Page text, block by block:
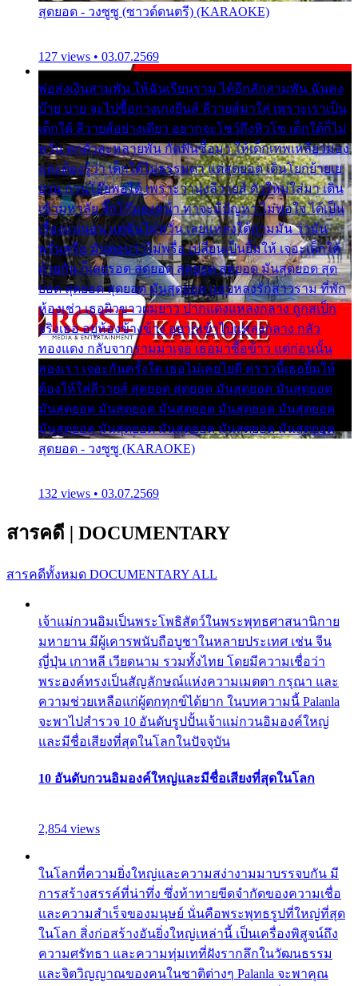
สุดยอด - วงซูซู (ซาวด์ดนตรี) (KARAOKE)
127 views • 03.07.2569
พ่อส่งเงินสามพัน ให้ฉันเรียนราม ได้อีกสักสามพัน ฉันคง
บ๊าย บาย จะไปซื้อกางเกงยีนส์ ลีวายส์มาใส่ เพราะเราเป็น
เด็กใต้ ลีวายส์อย่างเดียว อยากจะโชว์ถึงหิวโซ เด็กใต้ก็ไม่
หวั่น ตกตัวละหลายพัน กัดฟันซื้อมา ให้เด็กเทพเหลียวมอง
และต้องรู้ว่า เด็กใต้ไม่ธรรมดา แต่สุดยอด เดินโยกย้ายเย
ยวน กวนโอ๊ยพอได้ เพราะว่านุ่งลีวายส์ ตัวใหม่ใส่มา เดิน
เข้ามหาลัย จิ๊กโก๊มองหน้า ท่าจะมีปัญหา ไม่พอใจ ได้เป็น
เรื่องแน่นอน แต่ฉันไม่หวั่น เลยแหลงใต้ถามมัน ว่ามัน
พรั่นพรือ มันตอบว่าไม่พรื่อ เปลี่ยนเป็นยิ้มให้ เจอะเด็กใต้
ด้วยกัน ก็เลยรอด สุดยอด สุดยอด สุดยอด มันสุดยอด สุด
ยอด สุดยอด สุดยอด มันสุดยอด แอบหลงรักสาวราม ที่พัก
ห้องเช่า เธอผิวขาวผมยาว ปากแดงแหลงกลาง ถูกสเป็ก
จริงเธอ อยู่ห้องข้างข้าง อยากเข้าไปแหลงกลาง กลัว
ทองแดง กลับจากรามมาเจอ เธอมาซื้อข้าว แต่ก่อนนั้น
สองเรา เจอะกันครั้งใด เธอไม่เคยไยดี คราวนี้เธอยิ้มให้
ต้องให้ใส่ลีวายส์ สุดยอด สุดยอด มันสุดยอด มันสุดยอด
มันสุดยอด มันสุดยอด มันสุดยอด มันสุดยอด มันสุดยอด
มันสุดยอด มันสุดยอด มันสุดยอด มันสุดยอด มันสุดยอด
สุดยอด - วงซูซู (KARAOKE)
132 views • 03.07.2569
สารคดี | DOCUMENTARY
สารคดีทั้งหมด DOCUMENTARY ALL
เจ้าแม่กวนอิมเป็นพระโพธิสัตว์ในพระพุทธศาสนานิกาย
มหายาน มีผู้เคารพนับถือบูชาในหลายประเทศ เช่น จีน
ญี่ปุ่น เกาหลี เวียดนาม รวมทั้งไทย โดยมีความเชื่อว่า
พระองค์ทรงเป็นสัญลักษณ์แห่งความเมตตา กรุณา และ
ความช่วยเหลือแก่ผู้ตกทุกข์ได้ยาก ในบทความนี้ Palanla
จะพาไปสำรวจ 10 อันดับรูปปั้นเจ้าแม่กวนอิมองค์ใหญ่
และมีชื่อเสียงที่สุดในโลกในปัจจุบัน
10 อันดับกวนอิมองค์ใหญ่และมีชื่อเสียงที่สุดในโลก
2,854 views
ในโลกที่ความยิ่งใหญ่และความสง่างามมาบรรจบกัน มี
การสร้างสรรค์ที่น่าทึ่ง ซึ่งท้าทายขีดจำกัดของความเชื่อ
และความสำเร็จของมนุษย์ นั่นคือพระพุทธรูปที่ใหญ่ที่สุด
ในโลก สิ่งก่อสร้างอันยิ่งใหญ่เหล่านี้ เป็นเครื่องพิสูจน์ถึง
ความศรัทธา และความทุ่มเทที่ฝังรากลึกในวัฒนธรรม
และจิตวิญญาณของคนในชาติต่างๆ Palanla จะพาคุณ